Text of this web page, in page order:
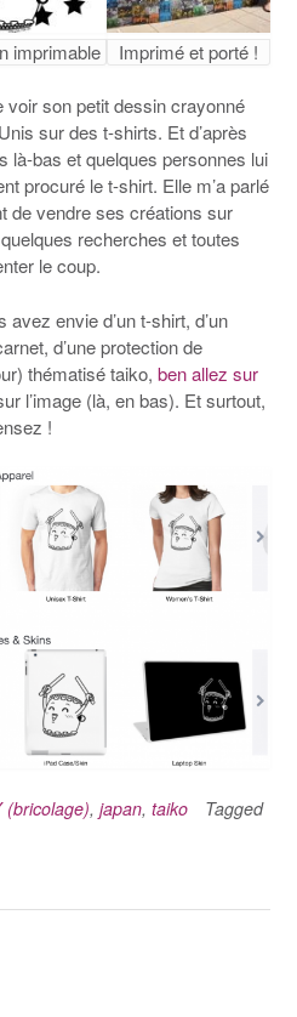
imprimable Imprimé et porté !
voir son petit dessin crayonné
sur des t-shirts. Et d’après
là-bas et quelques personnes lui
procuré le t-shirt. Elle m’a parlé
de vendre ses créations sur
recherches et toutes
le coup.
envie d’un t-shirt, d’un
d’une protection de
thématisé taiko, ben allez sur
l’image (là, en bas). Et surtout,
!
(bricolage), japan, taiko
Tagged